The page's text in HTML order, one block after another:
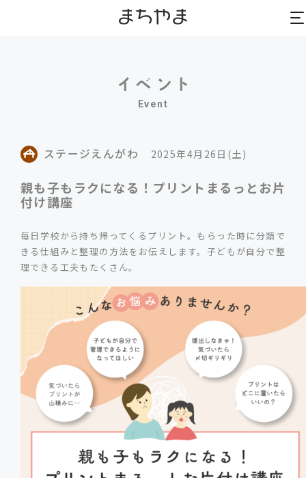
Event
ステージえんがわ 2025年4月26日(土)
親も子もラクになる！プリントまるっとお片
付け講座
毎日学校から持ち帰ってくるプリント。もらった時に分類で
きる仕組みと整理の方法をお伝えします。子どもが自分で整
理できる工夫もたくさん。